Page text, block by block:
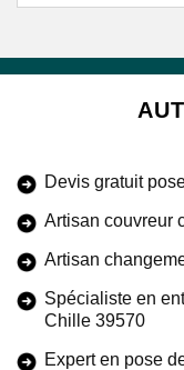
Devis gratuit
Artisan couvreur
Artisan
Spécialiste en
Chille 39570
Expert en pose